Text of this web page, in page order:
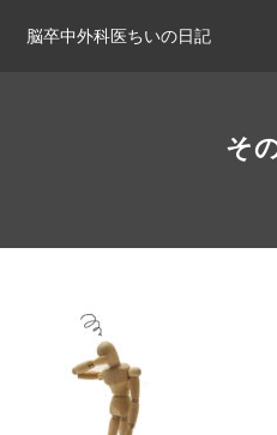
脳卒中外科医ちいの日記
そ